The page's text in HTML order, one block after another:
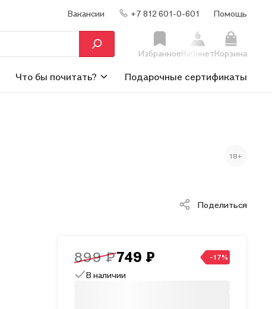
Вакансии +7 812 601-0-601 Помощь
ИзбранноеКабинетКорзина
Что бы почитать? Подарочные сертификаты
18+
Поделиться
899 ₽749 ₽ -17%
В наличии